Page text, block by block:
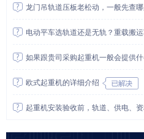
龙门吊轨道压板老松动，一般先查哪
电动平车选轨道还是无轨？重载搬
如果跟贵司采购起重机一般会提供
欧式起重机的详细介绍
起重机安装验收前，轨道、供电、